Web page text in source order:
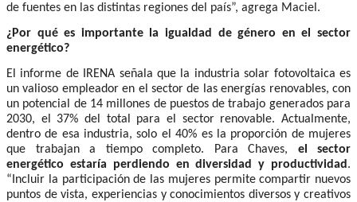
de fuentes en las distintas regiones del país”, agrega Maciel.
¿Por qué es importante la igualdad de género en el sector
energético?
El informe de IRENA señala que la industria solar fotovoltaica es
un valioso empleador en el sector de las energías renovables, con
un potencial de 14 millones de puestos de trabajo generados para
2030, el 37% del total para el sector renovable. Actualmente,
dentro de esa industria, solo el 40% es la proporción de mujeres
que trabajan a tiempo completo. Para Chaves, el sector
energético estaría perdiendo en diversidad y productividad .
“Incluir la participación de las mujeres permite compartir nuevos
puntos de vista, experiencias y conocimientos diversos y creativos